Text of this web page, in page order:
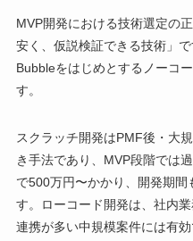
MVP開発における技術選定の
安く、仮説検証できる技術」
Bubbleをはじめとするノーコ
す。
スクラッチ開発はPMF後・大
き手法であり、MVP段階では
で500万円〜かかり、開発期間
す。ローコード開発は、社内
連携が多い中規模案件には有